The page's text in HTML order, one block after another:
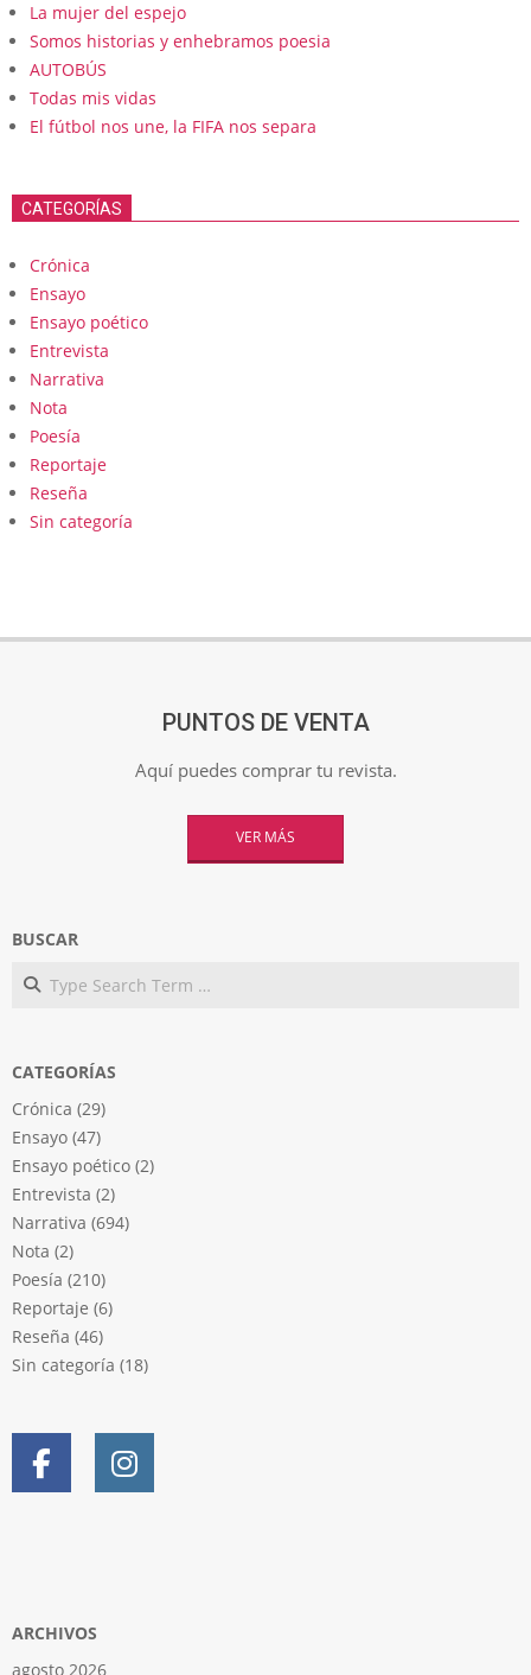
La mujer del espejo
Somos historias y enhebramos poesia
AUTOBÚS
Todas mis vidas
El fútbol nos une, la FIFA nos separa
CATEGORÍAS
Crónica
Ensayo
Ensayo poético
Entrevista
Narrativa
Nota
Poesía
Reportaje
Reseña
Sin categoría
PUNTOS DE VENTA
Aquí puedes comprar tu revista.
VER MÁS
BUSCAR
Search
CATEGORÍAS
Crónica (29)
Ensayo (47)
Ensayo poético (2)
Entrevista (2)
Narrativa (694)
Nota (2)
Poesía (210)
Reportaje (6)
Reseña (46)
Sin categoría (18)
ARCHIVOS
agosto 2026